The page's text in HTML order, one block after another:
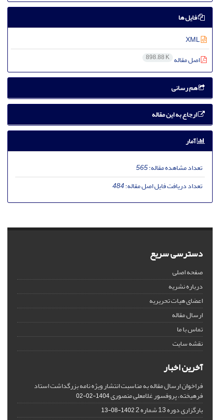
فایل ها
اصل مقاله 898.88 K
هم رسانی
ارجاع به این مقاله
آمار
تعداد مشاهده مقاله:565
تعداد دریافت فایل اصل مقاله:484
دسترسی سریع
صفحه اصلی
درباره نشریه
اعضای هیات تحریریه
ارسال مقاله
تماس با ما
نقشه سایت
آخرین اخبار
فراخوان ارسال مقاله به مناسبت انتشار ویژه نامه بزرگداشت استاد
فرهیخته، پروفسور غلامعلی منصوری1404-02-02
بارگزاری دوره 13 شماره 2 1402-08-13